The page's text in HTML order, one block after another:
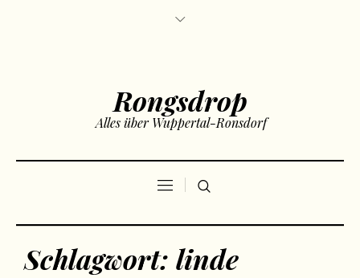
Rongsdrop
Alles über Wuppertal-Ronsdorf
Schlagwort: linde